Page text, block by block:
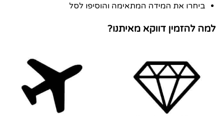
ביחרו את המידה המתאימה והוסיפו לסל
למה להזמין דווקא מאיתנו?